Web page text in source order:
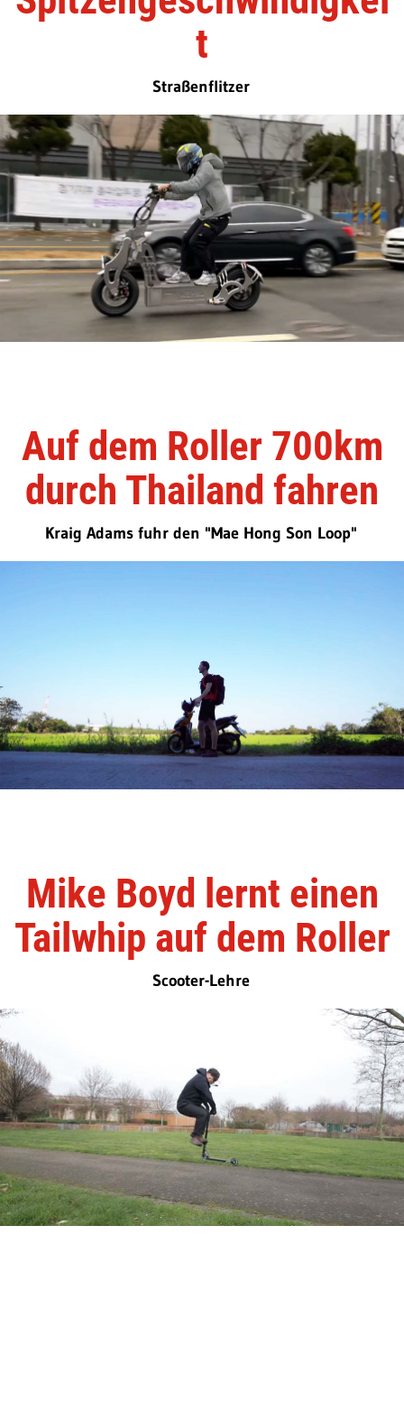
t
Straßenflitzer
Auf dem Roller 700km
durch Thailand fahren
Kraig Adams fuhr den "Mae Hong Son Loop"
Mike Boyd lernt einen
Tailwhip auf dem Roller
Scooter-Lehre